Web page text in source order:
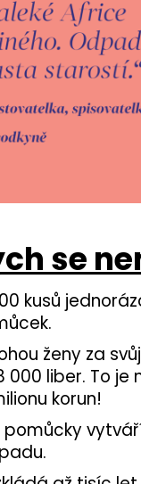
se
kusů
ženy za
liber. To
korun!